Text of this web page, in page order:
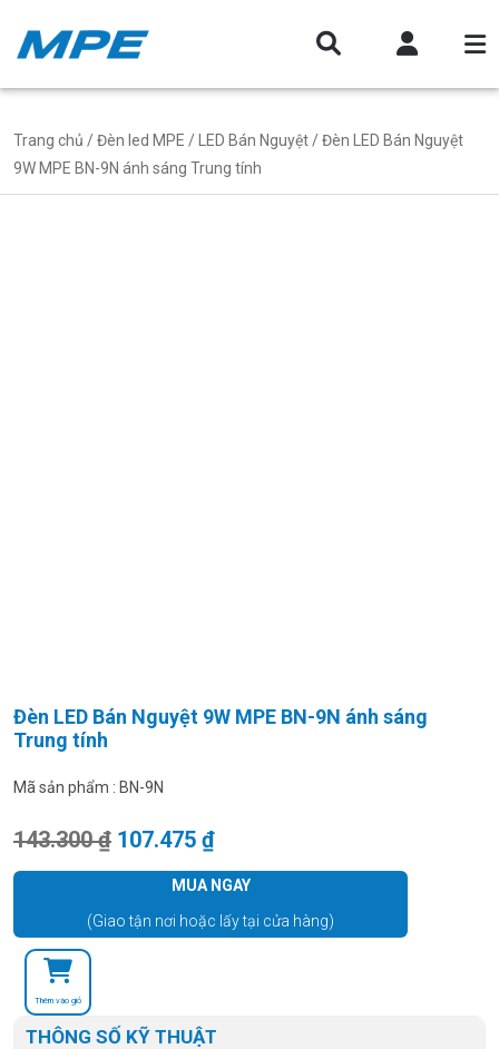
Trang chủ /Đèn led MPE / LED Bán Nguyệt / Đèn LED Bán Nguyệt
9W MPE BN-9N ánh sáng Trung tính
Đèn LED Bán Nguyệt 9W MPE BN-9N ánh sáng
Trung tính
Mã sản phẩm : BN-9N
143.300₫ Giá gốc là: 143.300 ₫.
107.475 ₫Giá hiện tại là: 107.475 ₫.
MUA NGAY
(Giao tận nơi hoặc lấy tại cửa hàng)
Thêm vào giỏ
THÔNG SỐ KỸ THUẬT